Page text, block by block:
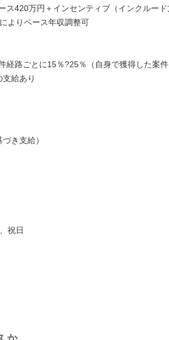
ス420万円＋インセンティブ（インクルード
よりベース年収調整可
経路ごとに15％?25％（自身で獲得した案件
支給あり
き支給）
祝日